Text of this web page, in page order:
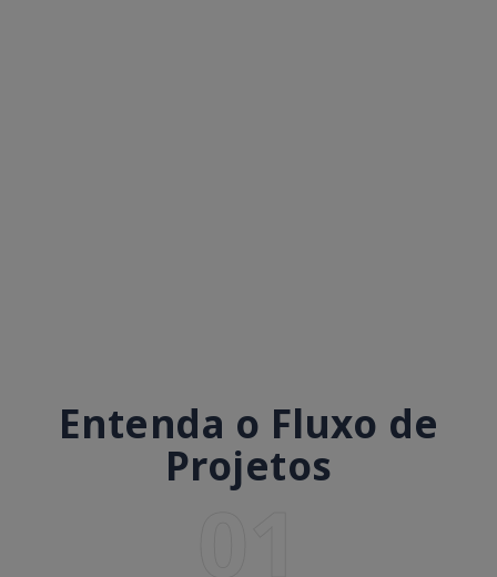
Entenda o Fluxo de
Projetos